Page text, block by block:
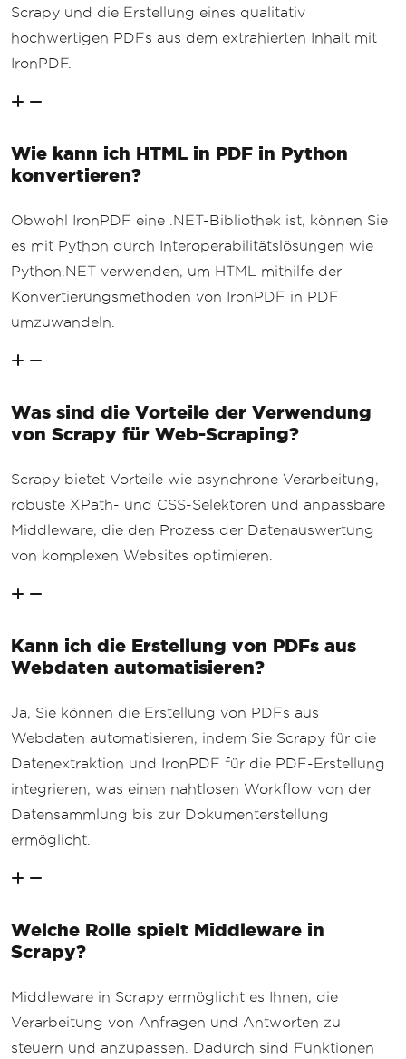
Scrapy und die Erstellung eines qualitativ
hochwertigen PDFs aus dem extrahierten Inhalt mit
IronPDF.
Wie kann ich HTML in PDF in Python
konvertieren?
Obwohl IronPDF eine .NET-Bibliothek ist, können Sie
es mit Python durch Interoperabilitätslösungen wie
Python.NET verwenden, um HTML mithilfe der
Konvertierungsmethoden von IronPDF in PDF
umzuwandeln.
Was sind die Vorteile der Verwendung
von Scrapy für Web-Scraping?
Scrapy bietet Vorteile wie asynchrone Verarbeitung,
robuste XPath- und CSS-Selektoren und anpassbare
Middleware, die den Prozess der Datenauswertung
von komplexen Websites optimieren.
Kann ich die Erstellung von PDFs aus
Webdaten automatisieren?
Ja, Sie können die Erstellung von PDFs aus
Webdaten automatisieren, indem Sie Scrapy für die
Datenextraktion und IronPDF für die PDF-Erstellung
integrieren, was einen nahtlosen Workflow von der
Datensammlung bis zur Dokumenterstellung
ermöglicht.
Welche Rolle spielt Middleware in
Scrapy?
Middleware in Scrapy ermöglicht es Ihnen, die
Verarbeitung von Anfragen und Antworten zu
steuern und anzupassen. Dadurch sind Funktionen